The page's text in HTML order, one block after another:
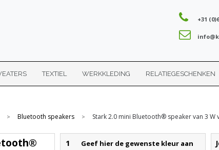
+31
TEXTIEL WERKKLEDING RELATIEGESCHENKEN
> Bluetooth speakers > Stark 2.0 mini Bluetooth® speaker van 3 W
1 Geef hier de gewenste kleur aan